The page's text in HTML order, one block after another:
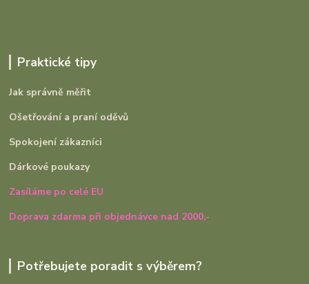
Praktické tipy
Jak správně měřit
Ošetřování a praní oděvů
Spokojení zákazníci
Dárkové poukazy
Zasíláme po celé EU
Doprava zdarma při objednávce nad 2000,-
Potřebujete poradit s výběrem?